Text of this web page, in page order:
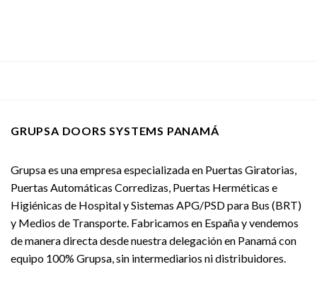
GRUPSA DOORS SYSTEMS PANAMÁ
Grupsa es una empresa especializada en Puertas Giratorias,
Puertas Automáticas Corredizas, Puertas Herméticas e
Higiénicas de Hospital y Sistemas APG/PSD para Bus (BRT)
y Medios de Transporte. Fabricamos en España y vendemos
de manera directa desde nuestra delegación en Panamá con
equipo 100% Grupsa, sin intermediarios ni distribuidores.